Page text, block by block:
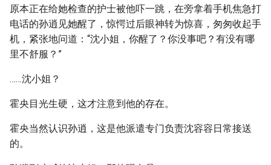
原本正在给她检查的护士被他吓一跳，在旁拿着手机焦急打
电话的孙逍见她醒了，惊愕过后眼神转为惊喜，匆匆收起手
机，紧张地问道：“沈小姐，你醒了？你没事吧？有没有哪
里不舒服？”
……沈小姐？
霍央目光生硬，这才注意到他的存在。
霍央当然认识孙逍，这是他派遣专门负责沈容容日常接送
的。